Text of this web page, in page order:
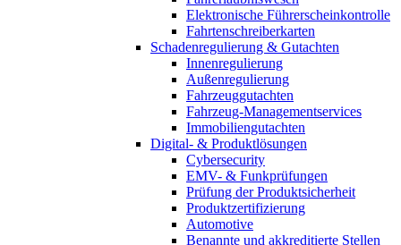
Elektronische Führerscheinkontrolle
Fahrtenschreiberkarten
Schadenregulierung & Gutachten
Innenregulierung
Außenregulierung
Fahrzeuggutachten
Fahrzeug-Managementservices
Immobiliengutachten
Digital- & Produktlösungen
Cybersecurity
EMV- & Funkprüfungen
Prüfung der Produktsicherheit
Produktzertifizierung
Automotive
Benannte und akkreditierte Stellen